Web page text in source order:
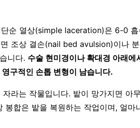
순 열상(simple laceration)은 6-0 흡
조상 결손(nail bed avulsion)이나
니다. 수술 현미경이나 확대경 아래에
구적인 손톱 변형이 남습니다.
라는 작물입니다. 밭이 망가지면 아
합은 밭을 복원하는 작업이며, 얼마